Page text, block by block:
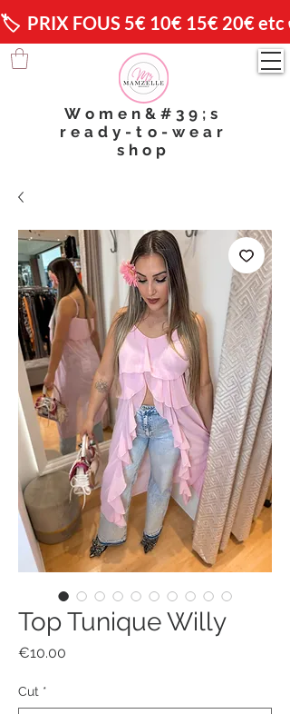
🏷️  PRIX FOUS 5€ 10€ 15€ 20€ etc
Women&#39;s
ready-to-wear
shop
Top Tunique Willy
€10.00
Cut *